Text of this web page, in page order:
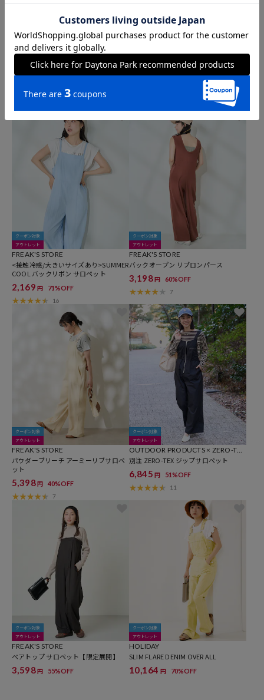
クーポン対象
タイムセール
SOMETHING × FREAK'S STORE
別注 SLIM NARROW SALOPETTE
2
クーポン対象
カット コーデュロイ サロペット【限定
展開】
クーポン対象
アウトレット
FREAK'S STORE
<接触冷感/大きいサイズあり>SUMMER
COOL バックリボン サロペット
2,169 円 71%OFF
16
クーポン対象
アウトレット
FREAK'S STORE
バックオープン リブロンパース
3,198円 60%OFF
7
クーポン対象
アウトレット
FREAK'S STORE
パウダーブリーチ アーミーリブサロペ
ット
5,398円 40%OFF
7
クーポン対象
アウトレット
OUTDOOR PRODUCTS × ZERO-TE
X（R） for FREAK'S STORE
別注 ZERO-TEX ジップサロペット
6,845 円 51%OFF
11
クーポン対象
アウトレット
FREAK'S STORE
ベアトップ サロペット【限定展開】
3,598円 55%OFF
クーポン対象
アウトレット
HOLIDAY
SLIM FLARE DENIM OVER ALL
10,164 円 70%OFF